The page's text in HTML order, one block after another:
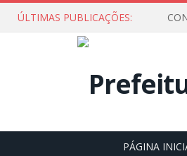
ÚLTIMAS PUBLICAÇÕES:
PÁGINA